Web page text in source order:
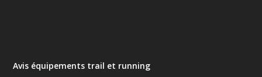
Avis équipements trail et running